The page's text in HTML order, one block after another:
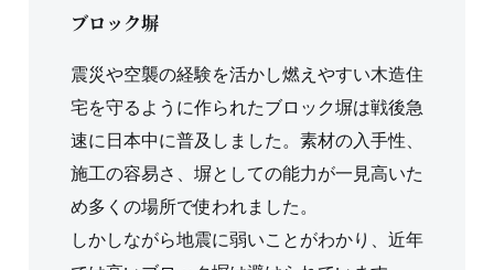
ブロック塀
震災や空襲の経験を活かし燃えやすい木造住
宅を守るように作られたブロック塀は戦後急
速に日本中に普及しました。素材の入手性、
施工の容易さ、塀としての能力が一見高いた
め多くの場所で使われました。
しかしながら地震に弱いことがわかり、近年